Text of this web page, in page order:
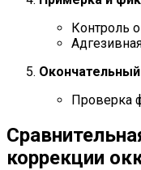
Контроль
Проверка
коррекции